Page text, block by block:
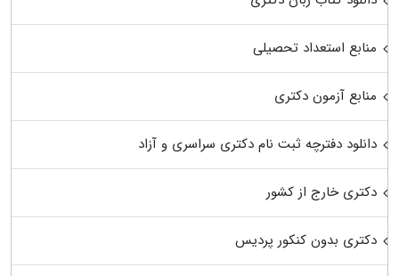
منابع استعداد تحصیلی
منابع آزمون دکتری
دانلود دفترچه ثبت نام دکتری سراسری و آزاد
دکتری خارج از کشور
دکتری بدون کنکور پردیس